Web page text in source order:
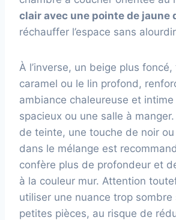
clair avec une pointe de jaune
réchauffer l’espace sans
À l’inverse, un beige plus
caramel ou le lin profond,
ambiance chaleureuse et
spacieux ou une salle à
de teinte, une touche de noir
dans le mélange est
confère plus de profondeur et
à la couleur mur. Attention
utiliser une nuance trop sombre
petites pièces, au risque de